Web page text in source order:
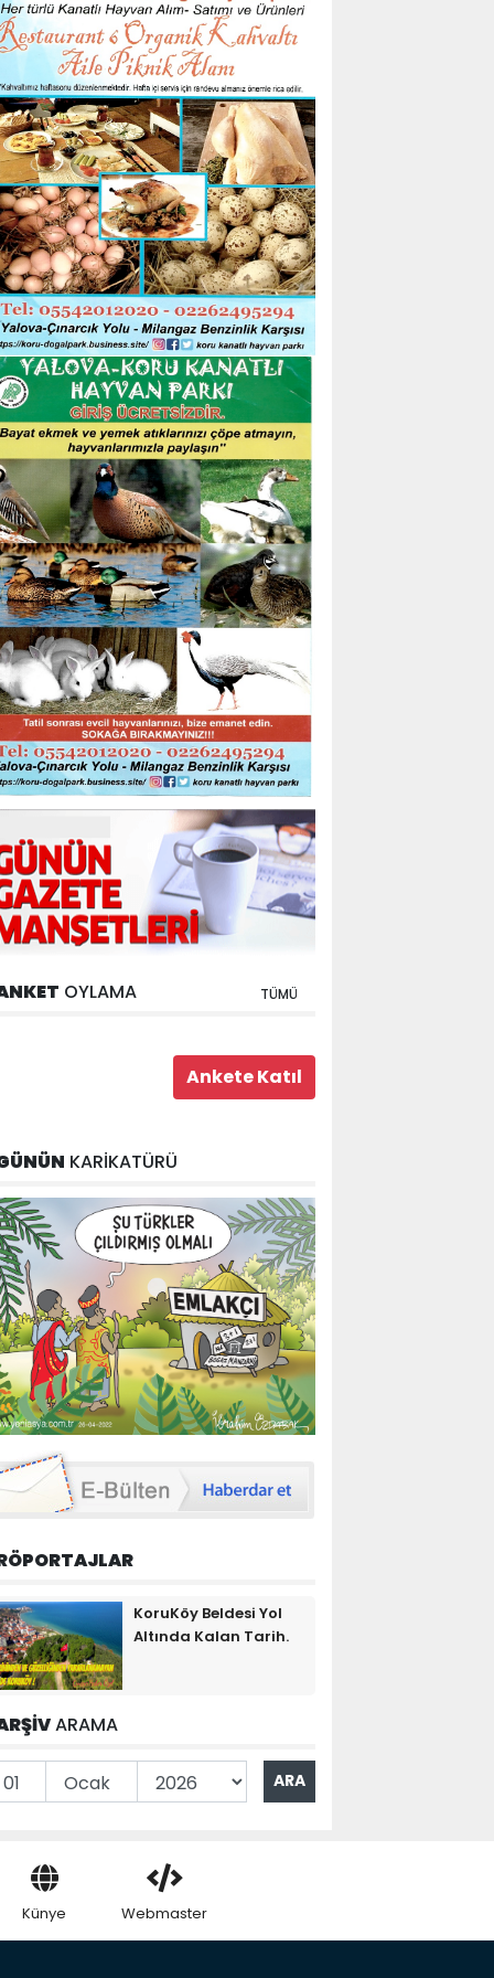
OYLAMA TÜMÜ
KARİKATÜRÜ
KoruKöy Beldesi Yol
Altında Kalan Tarih.
ARAMA
Künye Webmaster